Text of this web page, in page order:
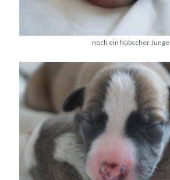
noch ein hübscher Junge